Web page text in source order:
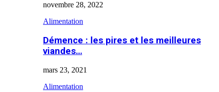
novembre 28, 2022
Alimentation
Démence : les pires et les meilleures
viandes…
mars 23, 2021
Alimentation